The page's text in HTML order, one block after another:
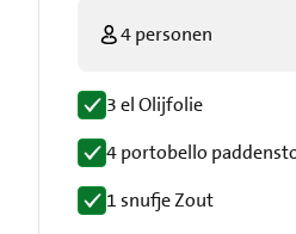
4 personen
3 el Olijfolie
4 portobello
1 snufje Zout